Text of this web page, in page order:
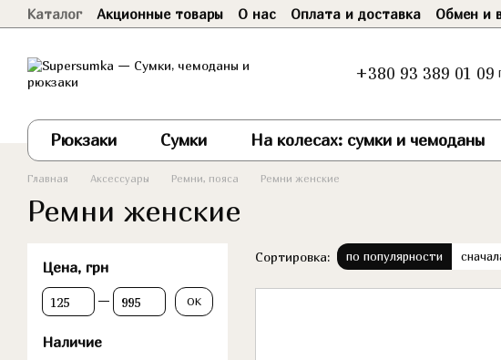
Перейти к основному контенту
Каталог Акционные товары О нас Оплата и доставка Обмен и
+380 93 389 01 09
Рюкзаки Сумки На колесах: сумки и чемоданы
Главная Аксессуары Ремни, пояса Ремни женские
Ремни женские
Сортировка: по популярности
Цена, грн
От Цена, грн
До Цена, грн OK
Наличие